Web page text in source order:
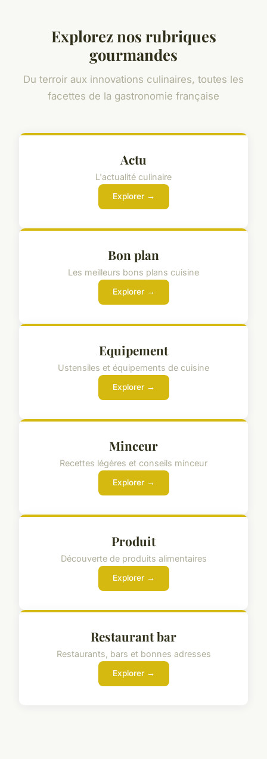
Explorez nos rubriques
gourmandes
Du terroir aux innovations culinaires, toutes les
facettes de la gastronomie française
Actu
L'actualité culinaire
Explorer →
Bon plan
Les meilleurs bons plans cuisine
Explorer →
Equipement
Ustensiles et équipements de cuisine
Explorer →
Minceur
Recettes légères et conseils minceur
Explorer →
Produit
Découverte de produits alimentaires
Explorer →
Restaurant bar
Restaurants, bars et bonnes adresses
Explorer →